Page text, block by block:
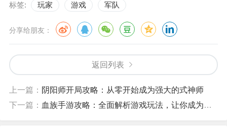
标签: 玩家 游戏 军队
分享给朋友：
返回列表
上一篇： 阴阳师开局攻略：从零开始成为强大的式神师
下一篇： 血族手游攻略：全面解析游戏玩法，让你成为顶尖玩家